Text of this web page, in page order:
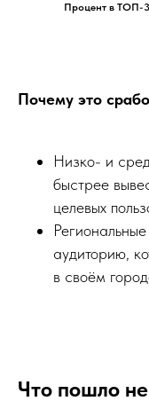
Процент в ТОП-3
Почему это
Низко- и
быстрее
целевых
аудиторию,
в своём
Что пошло